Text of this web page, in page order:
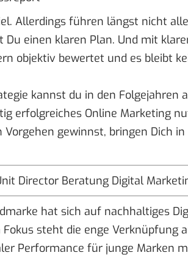
Allerdings führen längst nicht
Du einen klaren Plan. Und mit
objektiv bewertet und es bleibt
kannst du in den Folgejahren
erfolgreiches Online Marketing
Vorgehen gewinnst, bringen Dich
Director Beratung Digital
hat sich auf nachhaltiges
steht die enge Verknüpfung
Performance für junge Marken